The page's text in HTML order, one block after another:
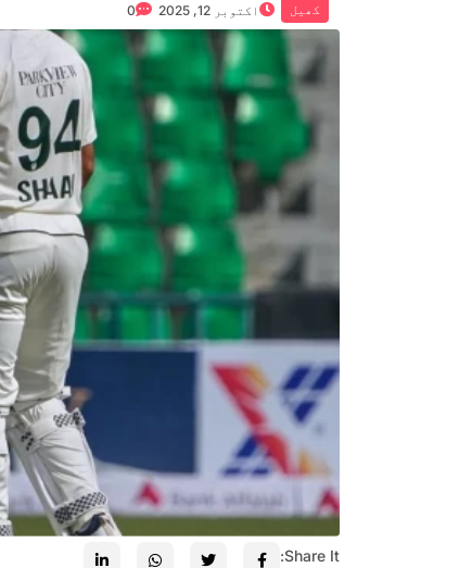
کھیل اکتوبر 12, 2025 0
Share It: